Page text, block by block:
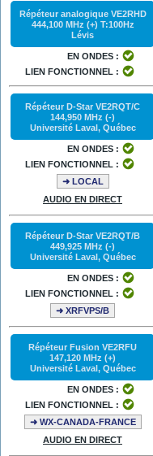
Répéteur analogique VE2RHD
444,100 MHz (+) T:100Hz
Lévis
EN ONDES :
LIEN FONCTIONNEL :
Répéteur D-Star VE2RQT/C
144,950 MHz (-)
Université Laval, Québec
EN ONDES :
LIEN FONCTIONNEL :
➜ LOCAL
AUDIO EN DIRECT
Répéteur D-Star VE2RQT/B
449,925 MHz (-)
Université Laval, Québec
EN ONDES :
LIEN FONCTIONNEL :
➜ XRFVPS/B
Répéteur Fusion VE2RFU
147,120 MHz (+)
Université Laval, Québec
EN ONDES :
LIEN FONCTIONNEL :
➜ WX-CANADA-FRANCE
AUDIO EN DIRECT